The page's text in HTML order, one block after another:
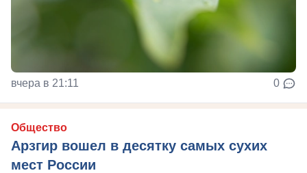
вчера в 21:11 0
Общество
Арзгир вошел в десятку самых сухих
мест России